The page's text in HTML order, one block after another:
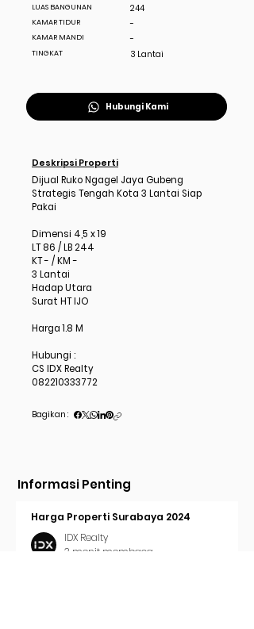
LUAS BANGUNAN
KAMAR TIDUR
KAMAR MANDI
TINGKAT
244
-
-
3 Lantai
Hubungi Kami
Deskripsi Properti
Dijual Ruko Ngagel Jaya Gubeng
Strategis Tengah Kota 3 Lantai Siap
Pakai
Dimensi 4,5 x 19
LT 86 / LB 244
KT - / KM -
3 Lantai
Hadap Utara
Surat HT IJO
Harga 1.8 M
Hubungi :
CS IDX Realty
082210333772
Bagikan :
Informasi Penting
Harga Properti Surabaya 2024
IDX Realty
3 menit membaca